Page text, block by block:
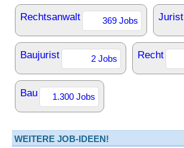
Rechtsanwalt 369 Jobs Jurist
Baujurist 2 Jobs Recht
Bau 1.300 Jobs
WEITERE JOB-IDEEN!